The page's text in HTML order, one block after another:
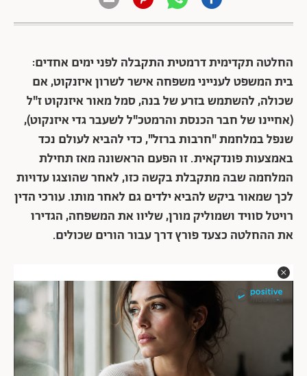
החלטה תקדימית דרמטית התקבלה לפני ימים אחדים:
בית המשפט לענייני משפחה אישר לשרון איזנקוט, אם
שכולה, להשתמש בזרע של בנה, סמל מאור איזנקוט ז"ל
(אחיינו של חבר הכנסת והרמטכ"ל לשעבר גדי איזנקוט),
שנפל במלחמת "חרבות ברזל", כדי להביא לעולם נכד
באמצעות פונדקאית. זו הפעם הראשונה מאז תחילת
המלחמה שבה מתקבלת בקשה כזו, לאחר שהוצגו עדויות
לכך שמאור ביקש להביא ילדים גם לאחר מותו. עורכי הדין
רויטל סוויד ושמוליק מורן, שליוו את המשפחה, הגדירו
את ההחלטה כצעד פורץ דרך עבור הורים שכולים.